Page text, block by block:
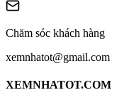
Chăm sóc khách hàng
xemnhatot@gmail.com
XEMNHATOT.COM